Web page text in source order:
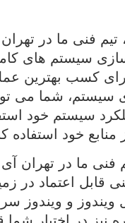
تیم فنی ما در
سیستم های
کسب بهترین
سیستم، شما می
سیستم خود
خود استفاده
فنی ما در تهران
قابل اعتماد در
و ویندوز